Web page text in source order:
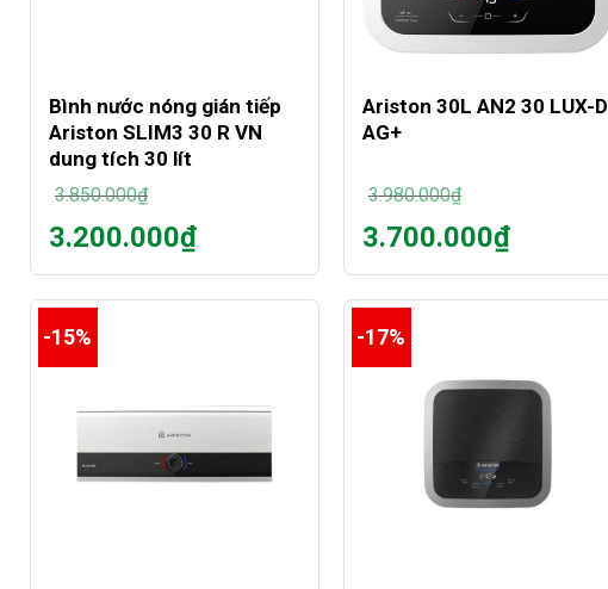
Bình nước nóng gián tiếp
Ariston SLIM3 30 R VN
dung tích 30 lít
3.850.000₫
Giá
gốc
là:
3.200.000₫
tại
là:
3.200.000₫.
+
Ariston 30L AN2 30 LUX-D
AG+
3.980.000₫
Giá
gốc
là:
3.700.000₫
tại
là:
3.700.000₫.
-15% -17%